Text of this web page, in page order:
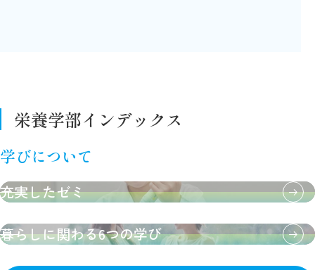
栄養学部インデックス
学びについて
充実したゼミ
暮らしに関わる6つの学び